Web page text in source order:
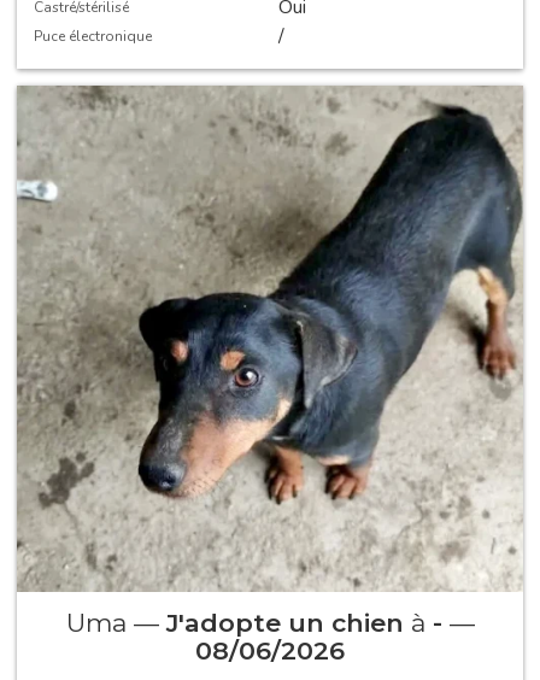
Castré/stérilisé Oui
Puce électronique /
Uma —J'adopte un chien à - —
08/06/2026